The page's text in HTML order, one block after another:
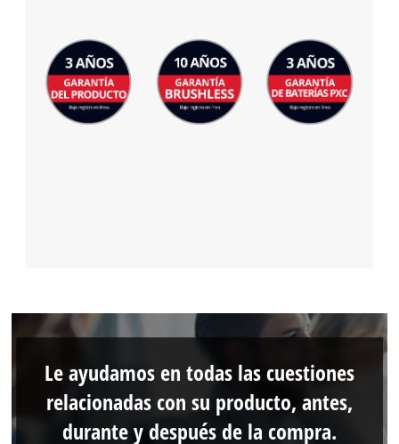
Le ayudamos en todas las cuestiones
relacionadas con su producto, antes,
durante y después de la compra.